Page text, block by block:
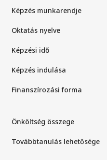
Képzés munkarendje
Oktatás nyelve
Képzési idő
Képzés indulása
Finanszírozási forma
Önköltség összege
Továbbtanulás lehetősége